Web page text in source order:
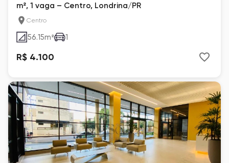
m², 1 vaga – Centro, Londrina/PR
Centro
56.15m² 1
R$ 4.100